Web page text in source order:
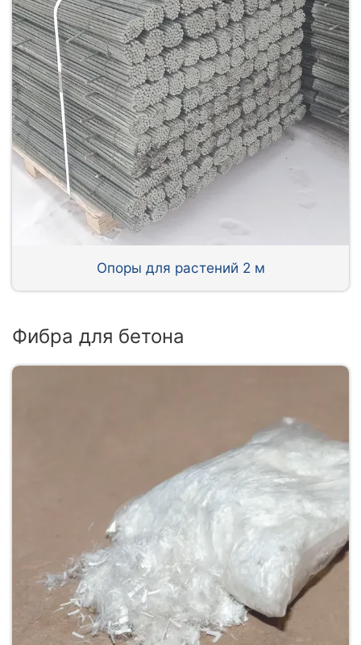
Опоры для растений 2 м
Фибра для бетона